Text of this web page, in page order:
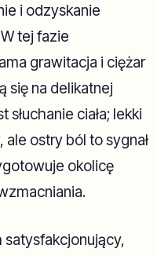
i odzyskanie
tej fazie
grawitacja i ciężar
się na delikatnej
ciała; lekki
ostry ból to sygnał
okolicę
satysfakcjonujący,